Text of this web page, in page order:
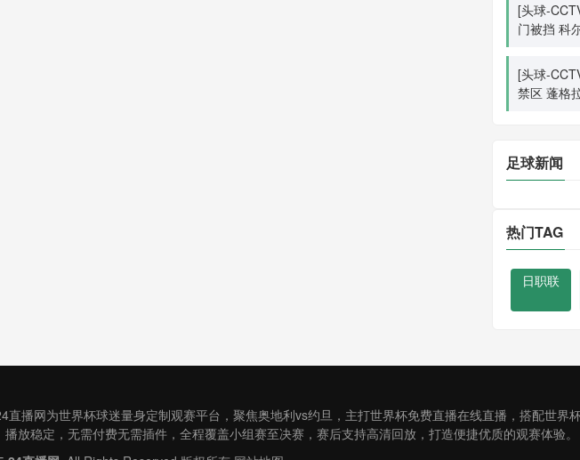
[头球-
门被挡 科
[头球-
禁区 蓬格
足球新闻
热门TAG
日职联
直播网为世界杯球迷量身定制观赛平台，聚焦奥地利vs约旦，主打世界杯免费直播在线直播，搭配世界
放稳定，无需付费无需插件，全程覆盖小组赛至决赛，赛后支持高清回放，打造便捷优质的观赛体验。